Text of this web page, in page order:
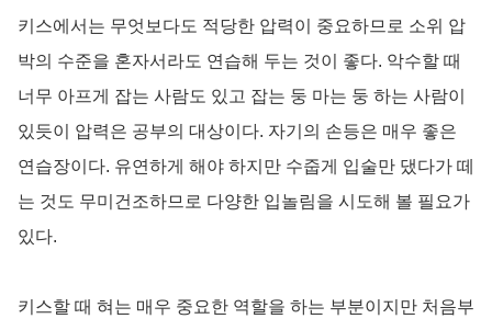
키스에서는 무엇보다도 적당한 압력이 중요하므로 소위 압
박의 수준을 혼자서라도 연습해 두는 것이 좋다. 악수할 때
너무 아프게 잡는 사람도 있고 잡는 둥 마는 둥 하는 사람이
있듯이 압력은 공부의 대상이다. 자기의 손등은 매우 좋은
연습장이다. 유연하게 해야 하지만 수줍게 입술만 댔다가 떼
는 것도 무미건조하므로 다양한 입놀림을 시도해 볼 필요가
있다.
키스할 때 혀는 매우 중요한 역할을 하는 부분이지만 처음부